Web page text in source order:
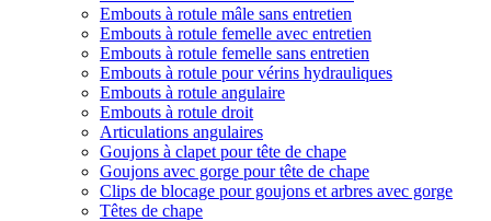
Embouts à rotule mâle sans entretien
Embouts à rotule femelle avec entretien
Embouts à rotule femelle sans entretien
Embouts à rotule pour vérins hydrauliques
Embouts à rotule angulaire
Embouts à rotule droit
Articulations angulaires
Goujons à clapet pour tête de chape
Goujons avec gorge pour tête de chape
Clips de blocage pour goujons et arbres avec gorge
Têtes de chape